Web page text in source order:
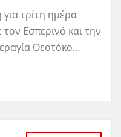
τρίτη ημέρα
Εσπερινό και την
Θεοτόκο…